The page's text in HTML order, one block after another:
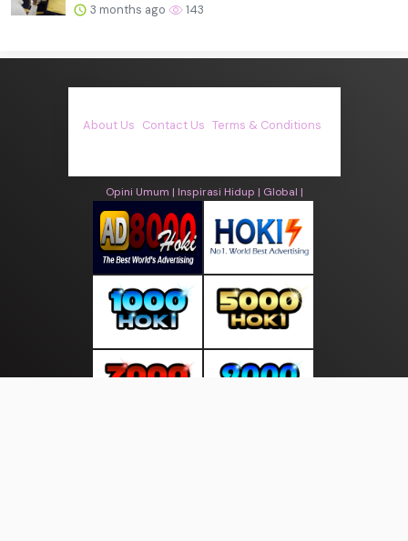
3 months ago 143
About Us Contact Us Terms & Conditions
Opini Umum | Inspirasi Hidup | Global |